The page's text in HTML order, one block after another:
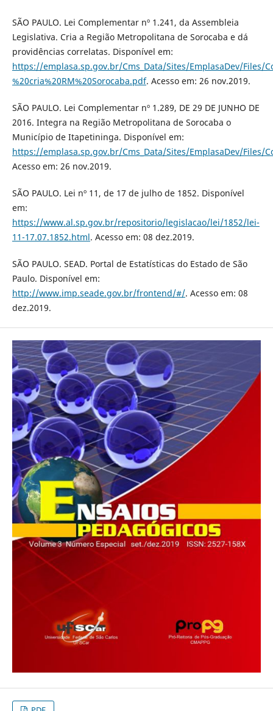
SÃO PAULO. Lei Complementar nº 1.241, da Assembleia
Legislativa. Cria a Região Metropolitana de Sorocaba e dá
providências correlatas. Disponível em:
https://emplasa.sp.gov.br/Cms_Data/Sites/EmplasaDev/Files/
%20cria%20RM%20Sorocaba.pdf. Acesso em: 26 nov.2019.
SÃO PAULO. Lei Complementar nº 1.289, DE 29 DE JUNHO DE
2016. Integra na Região Metropolitana de Sorocaba o
Município de Itapetininga. Disponível em:
https://emplasa.sp.gov.br/Cms_Data/Sites/EmplasaDev/Files/
Acesso em: 26 nov.2019.
SÃO PAULO. Lei nº 11, de 17 de julho de 1852. Disponível
em:
https://www.al.sp.gov.br/repositorio/legislacao/lei/1852/lei-
11-17.07.1852.html. Acesso em: 08 dez.2019.
SÃO PAULO. SEAD. Portal de Estatísticas do Estado de São
Paulo. Disponível em:
http://www.imp.seade.gov.br/frontend/#/. Acesso em: 08
dez.2019.